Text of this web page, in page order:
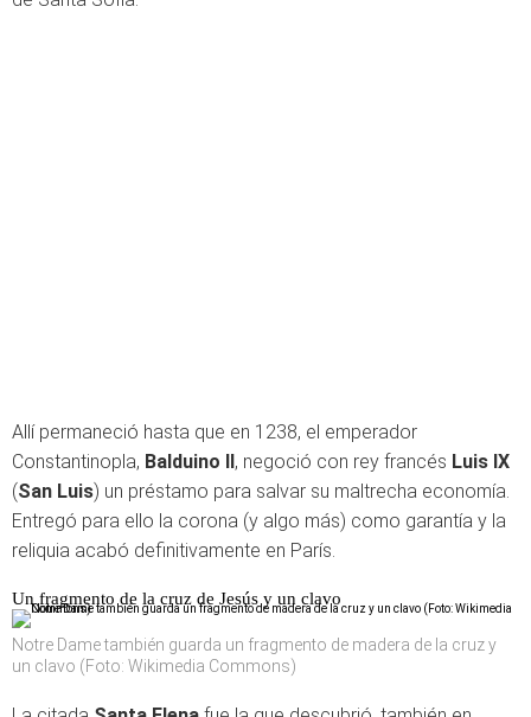
Allí permaneció hasta que en 1238, el emperador
Constantinopla, Balduino II, negoció con rey francés Luis IX
(San Luis) un préstamo para salvar su maltrecha economía.
Entregó para ello la corona (y algo más) como garantía y la
reliquia acabó definitivamente en París.
Un fragmento de la cruz de Jesús y un clavo
Notre Dame también guarda un fragmento de madera de la cruz y
un clavo (Foto: Wikimedia Commons)